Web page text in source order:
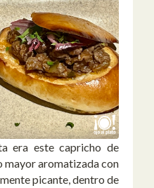
era este capricho de
mayor aromatizada con
picante, dentro de